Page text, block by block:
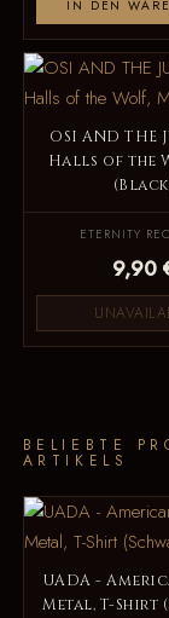
IN DEN
OSI AND THE
Halls of the
ETERNITY
9,90
BELIEBTE
ARTIKELS
UADA -
Metal, T-Shirt